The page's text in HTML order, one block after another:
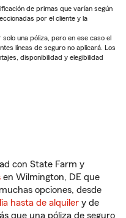
de primas que varían según
por el cliente y la
una póliza, pero en ese caso el
líneas de seguro no aplicará. Los
disponibilidad y elegibilidad
con State Farm y
en Wilmington, DE que
opciones, desde
hasta de alquiler y de
que una póliza de seguro